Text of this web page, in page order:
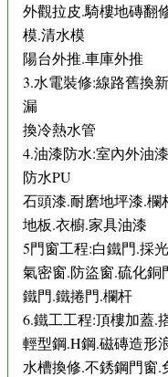
外觀拉皮.騎樓地磚翻
模.清水模
陽台外推.車庫外推
3.水電裝修:線路舊換
漏
換冷熱水管
4.油漆防水:室內外油
防水PU
石頭漆.耐磨地坪漆.欄
地板.衣櫥.家具油漆
5門窗工程:白鐵門.採
氣密窗.防盜窗.硫化銅
鐵門.鐵捲門.欄杆
6.鐵工工程:頂樓加蓋.
輕型鋼.H鋼.磁磚造形
水槽換修.不銹鋼門窗.